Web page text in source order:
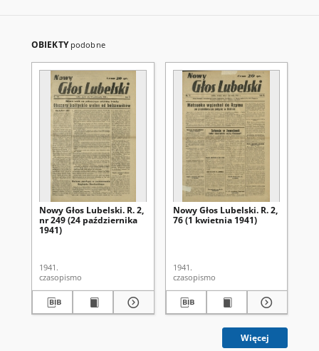
OBIEKTY podobne
Nowy Głos Lubelski. R. 2,
nr 249 (24 października
1941)
1941.
czasopismo
Nowy Głos Lubelski. R. 2,
76 (1 kwietnia 1941)
1941.
czasopismo
Więcej